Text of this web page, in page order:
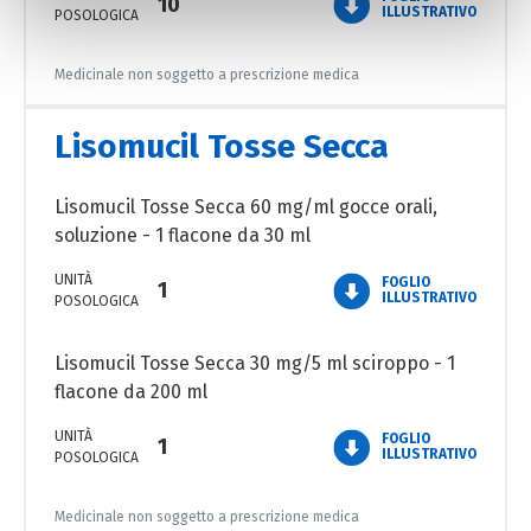
effettuare analisi statistiche e per consentirci di inviare
analitici e di profilazione, clicca su «Accetta tutti». Per
Per chiudere il banner e rifiutarli clicca sul tasto
esclusivamente con i cookie tecnici. Per maggiori
informazioni, ti invitiamo a leggere la nostra Cookie
POSOLOGICA
ILLUSTRATIVO
Medicinale non soggetto a prescrizione medica
Lisomucil Tosse Secca
Lisomucil Tosse Secca 60 mg/ml gocce orali,
soluzione - 1 flacone da 30 ml
UNITÀ
POSOLOGICA
1
FOGLIO
ILLUSTRATIVO
Lisomucil Tosse Secca 30 mg/5 ml sciroppo - 1
flacone da 200 ml
UNITÀ
POSOLOGICA
1
FOGLIO
ILLUSTRATIVO
Medicinale non soggetto a prescrizione medica